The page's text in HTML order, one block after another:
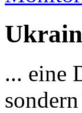
... eine